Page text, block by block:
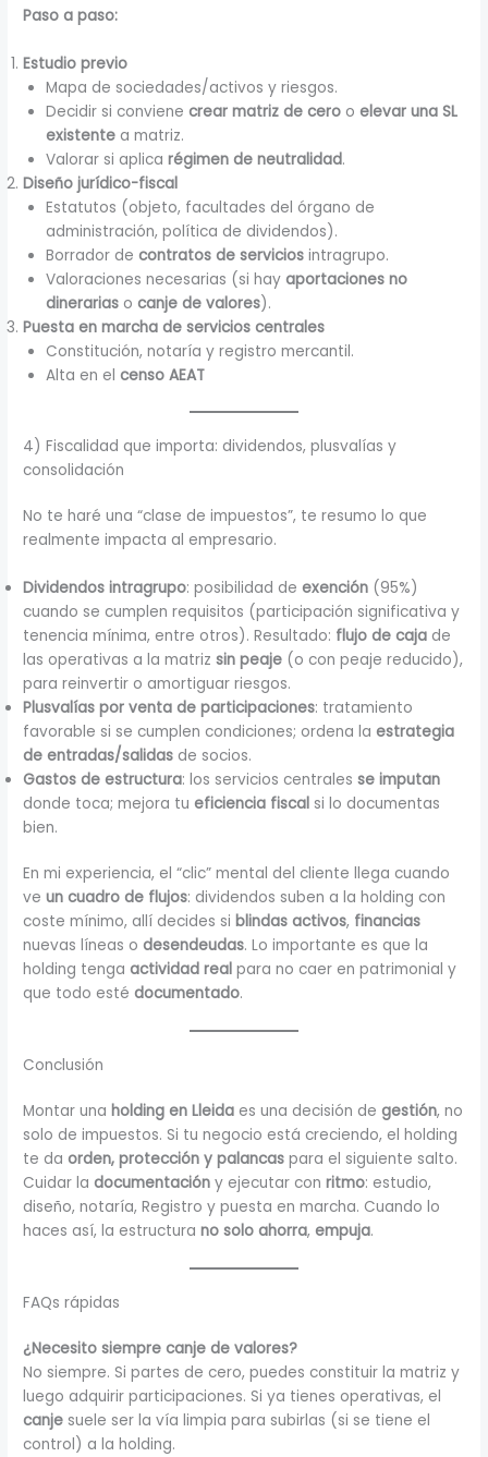
Paso a paso:
Estudio previo
Mapa de sociedades/activos y riesgos.
Decidir si conviene crear matriz de ceroo elevar una SL
existentea matriz.
Valorar si aplica régimen de neutralidad.
Diseño jurídico-fiscal
Estatutos (objeto, facultades del órgano de
administración, política de dividendos).
Borrador de contratos de serviciosintragrupo.
Valoraciones necesarias (si hay aportaciones no
dinerariaso canje de valores).
Puesta en marcha de servicios centrales
Constitución, notaría y registro mercantil.
Alta en el censo AEAT
4) Fiscalidad que importa: dividendos, plusvalías y
consolidación
No te haré una “clase de impuestos”, te resumo lo que
realmente impacta al empresario.
Dividendos intragrupo: posibilidad deexención (95%)
cuando se cumplen requisitos (participación significativa y
tenencia mínima, entre otros). Resultado: flujo de caja de
las operativas a la matrizsin peaje (o con peaje reducido),
para reinvertir o amortiguar riesgos.
Plusvalías por venta de participaciones: tratamiento
favorable si se cumplen condiciones; ordena laestrategia
de entradas/salidas de socios.
Gastos de estructura: los servicios centralesse imputan
donde toca; mejora tueficiencia fiscal si lo documentas
bien.
En mi experiencia, el “clic” mental del cliente llega cuando
veun cuadro de flujos: dividendos suben a la holding con
coste mínimo, allí decides siblindas activos, financias
nuevas líneas odesendeudas. Lo importante es que la
holding tengaactividad real para no caer en patrimonial y
que todo estédocumentado.
Conclusión
Montar unaholding en Lleida es una decisión degestión, no
solo de impuestos. Si tu negocio está creciendo, el holding
te daorden, protección y palancas para el siguiente salto.
Cuidar ladocumentación y ejecutar conritmo: estudio,
diseño, notaría, Registro y puesta en marcha. Cuando lo
haces así, la estructurano solo ahorra,empuja.
FAQs rápidas
¿Necesito siempre canje de valores?
No siempre. Si partes de cero, puedes constituir la matriz y
luego adquirir participaciones. Si ya tienes operativas, el
canje suele ser la vía limpia para subirlas (si se tiene el
control) a la holding.